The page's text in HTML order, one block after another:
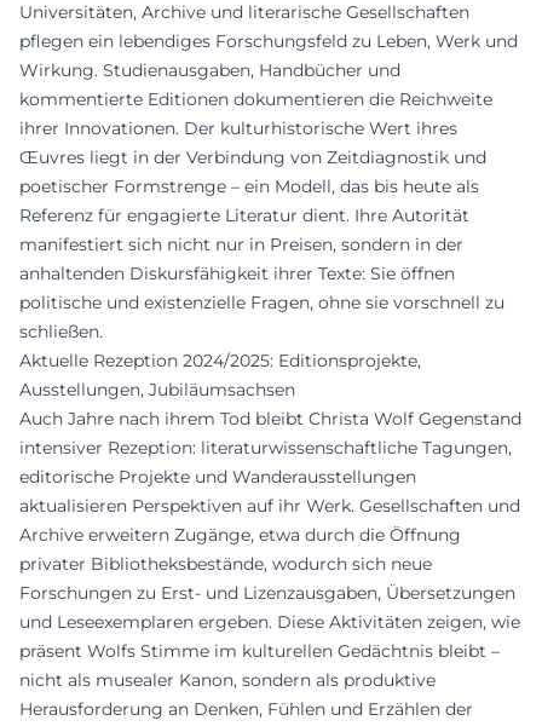
Universitäten, Archive und literarische Gesellschaften
pflegen ein lebendiges Forschungsfeld zu Leben, Werk und
Wirkung. Studienausgaben, Handbücher und
kommentierte Editionen dokumentieren die Reichweite
ihrer Innovationen. Der kulturhistorische Wert ihres
Œuvres liegt in der Verbindung von Zeitdiagnostik und
poetischer Formstrenge – ein Modell, das bis heute als
Referenz für engagierte Literatur dient. Ihre Autorität
manifestiert sich nicht nur in Preisen, sondern in der
anhaltenden Diskursfähigkeit ihrer Texte: Sie öffnen
politische und existenzielle Fragen, ohne sie vorschnell zu
schließen.
Aktuelle Rezeption 2024/2025: Editionsprojekte,
Ausstellungen, Jubiläumsachsen
Auch Jahre nach ihrem Tod bleibt Christa Wolf Gegenstand
intensiver Rezeption: literaturwissenschaftliche Tagungen,
editorische Projekte und Wanderausstellungen
aktualisieren Perspektiven auf ihr Werk. Gesellschaften und
Archive erweitern Zugänge, etwa durch die Öffnung
privater Bibliotheksbestände, wodurch sich neue
Forschungen zu Erst- und Lizenzausgaben, Übersetzungen
und Leseexemplaren ergeben. Diese Aktivitäten zeigen, wie
präsent Wolfs Stimme im kulturellen Gedächtnis bleibt –
nicht als musealer Kanon, sondern als produktive
Herausforderung an Denken, Fühlen und Erzählen der